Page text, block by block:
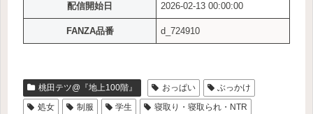
配信開始日 2026-02-13 00:00:00
FANZA品番 d_724910
桃田テツ@『地上100階』 おっぱい
ぶっかけ
処女
制服 学生
寝取り・寝取られ・NTR